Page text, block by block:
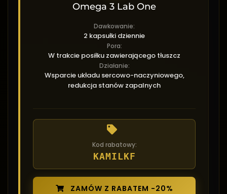
Omega 3 Lab One
Dawkowanie:
2 kapsułki dziennie
Pora:
W trakcie posiłku zawierającego tłuszcz
Działanie:
Wsparcie układu sercowo-naczyniowego,
redukcja stanów zapalnych
Kod rabatowy:
KAMILKF
ZAMÓW Z RABATEM -20%